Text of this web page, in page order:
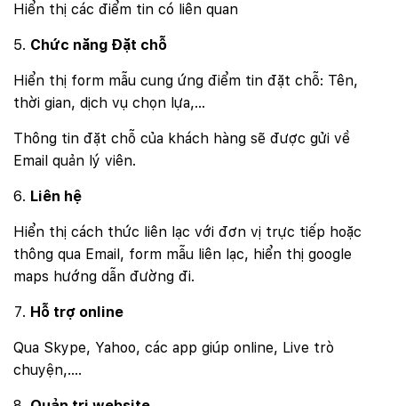
Hiển thị các điểm tin có liên quan
Chức năng Đặt chỗ
Hiển thị form mẫu cung ứng điểm tin đặt chỗ: Tên,
thời gian, dịch vụ chọn lựa,…
Thông tin đặt chỗ của khách hàng sẽ được gửi về
Email quản lý viên.
Liên hệ
Hiển thị cách thức liên lạc với đơn vị trực tiếp hoặc
thông qua Email, form mẫu liên lạc, hiển thị google
maps hướng dẫn đường đi.
Hỗ trợ online
Qua Skype, Yahoo, các app giúp online, Live trò
chuyện,….